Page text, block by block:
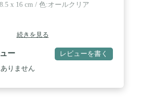
x 16 cm / 色:オールクリア
続きを見る
ー レビューを書く
りません